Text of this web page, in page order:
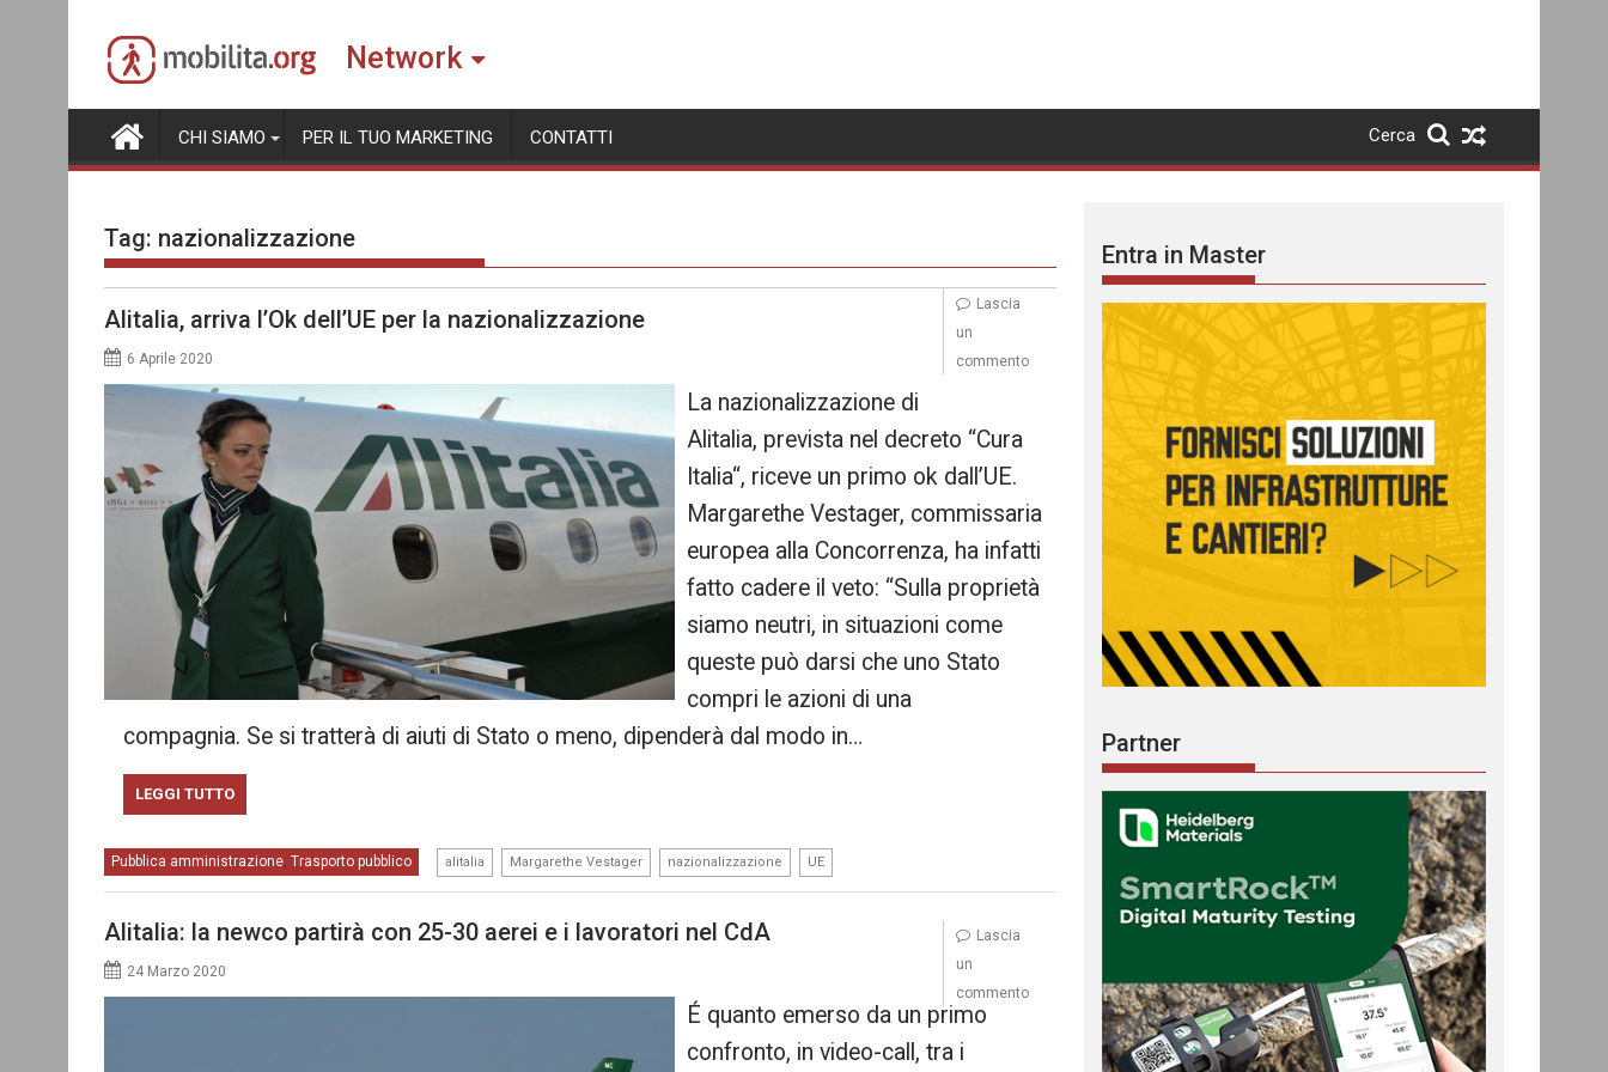
content
Network
CHI SIAMO PER IL TUO MARKETING CONTATTI Cerca
Tag: nazionalizzazione
Alitalia, arriva l’Ok dell’UE per la nazionalizzazione
6 Aprile 2020
La nazionalizzazione di
Alitalia, prevista nel decreto “Cura
Italia“, riceve un primo ok dall’UE.
Margarethe Vestager, commissaria
europea alla Concorrenza, ha infatti
fatto cadere il veto: “Sulla proprietà
siamo neutri, in situazioni come
queste può darsi che uno Stato
compri le azioni di una
compagnia. Se si tratterà di aiuti di Stato o meno, dipenderà dal modo in…
LEGGI TUTTO
Pubblica amministrazione, Trasporto pubblico alitalia Margarethe Vestager nazionalizzazione UE
Lascia
un
commento
Alitalia: la newco partirà con 25-30 aerei e i lavoratori nel CdA
24 Marzo 2020
É quanto emerso da un primo
confronto, in video-call, tra i
Lascia
un
commento
Entra in Master
Partner